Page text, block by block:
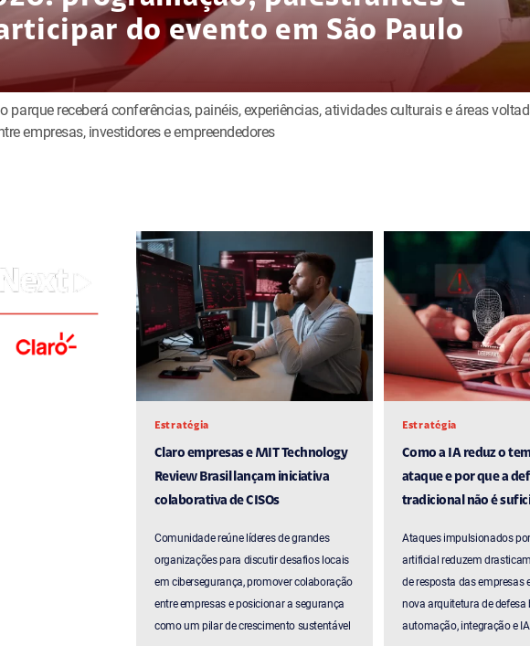
do evento em São Paulo
parque receberá conferências, painéis, experiências, atividades culturais e áreas
empresas, investidores e empreendedores
Estratégia
Claro empresas e MIT Technology
Review Brasil lançam iniciativa
colaborativa de CISOs
Comunidade reúne líderes de grandes
organizações para discutir desafios locais
em cibersegurança, promover colaboração
entre empresas e posicionar a segurança
como um pilar de crescimento sustentável
Estratégia
Como a IA reduz o
ataque e por que a
tradicional não é
Ataques impulsionados
artificial reduzem
de resposta das empresas
nova arquitetura de defesa
automação, integração e IA